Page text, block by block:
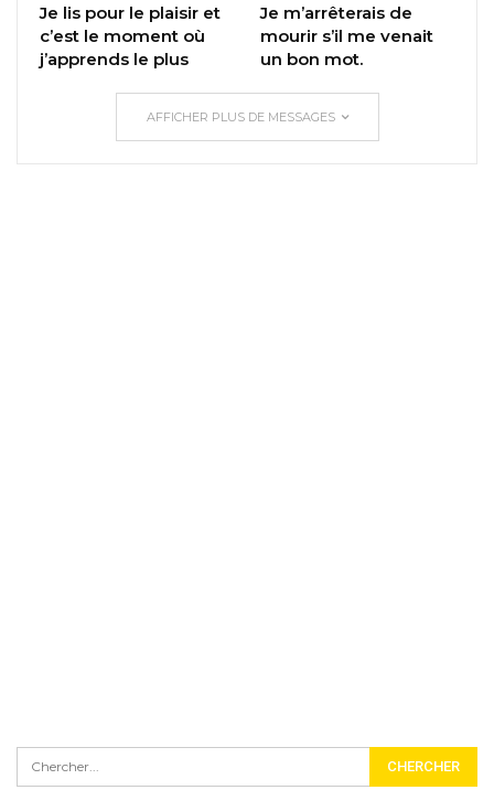
Je lis pour le plaisir et
c’est le moment où
j’apprends le plus
Je m’arrêterais de
mourir s’il me venait
un bon mot.
AFFICHER PLUS DE MESSAGES